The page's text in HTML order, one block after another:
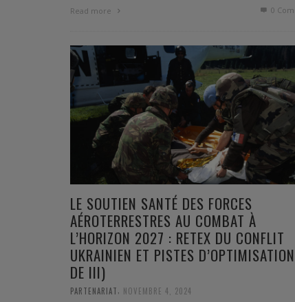
Read more 0
LE SOUTIEN SANTÉ DES FORCES
AÉROTERRESTRES AU COMBAT À
L’HORIZON 2027 : RETEX DU CONFLIT
UKRAINIEN ET PISTES
DE III)
PARTENARIAT NOVEMBRE 4, 2024